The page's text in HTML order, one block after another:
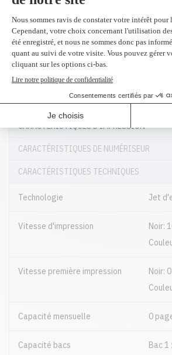
CARACTÉRISTIQUES D'IMPRESSION
CARACTÉRISTIQUES DE NUMÉRISEUR
CARACTÉRISTIQUES TECHNIQUES
Technologie Jet
Vitesse d'impression
Noir:
Vitesse première impression
Noir:
Capacité mensuelle 0
Capacité bacs
Bac 1